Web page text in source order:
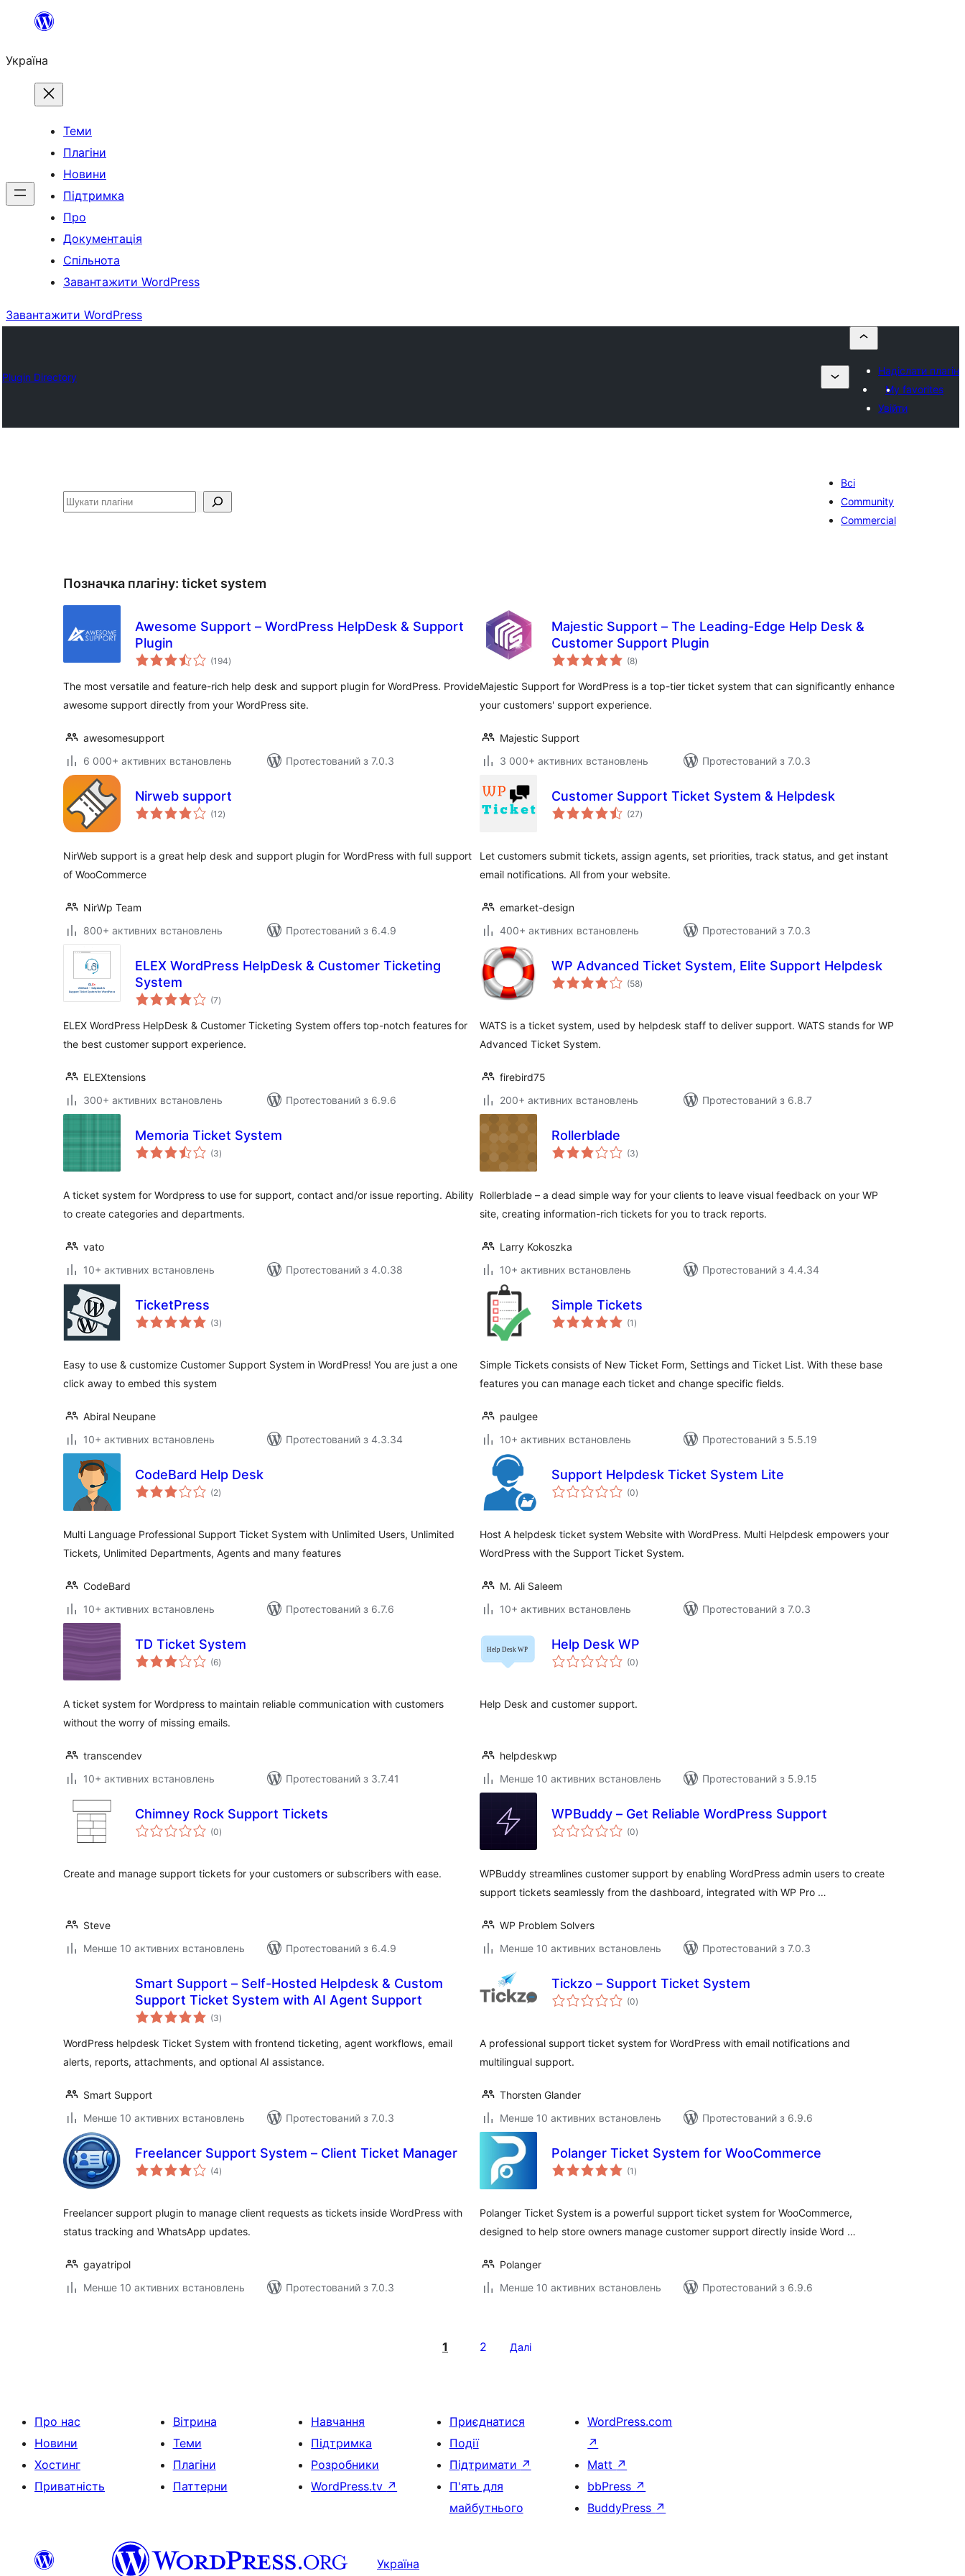
Перейти
вмісту
Україна
Теми
Плагіни
Новини
Підтримка
Про
Документація
Спільнота
Завантажити WordPress
Завантажити WordPress
Plugin Directory
Надіслати плагін
My favorites
Увійти
Пошук
Всі
Community
Commercial
Позначка плагіну: ticket system
Awesome Support – WordPress HelpDesk & Support
Plugin
(194загальний
рейтинг
)
The most versatile and feature-rich help desk and support plugin for WordPress. Provide
awesome support directly from your WordPress site.
awesomesupport
6 000+ активних встановлень
Протестований з 7.0.3
Majestic Support – The Leading-Edge Help Desk &
Customer Support Plugin
(8загальний
рейтинг
)
Majestic Support for WordPress is a top-tier ticket system that can significantly enhance
your customers' support experience.
Majestic Support
3 000+ активних встановлень
Протестований з 7.0.3
Nirweb support
(12загальний
рейтинг
)
NirWeb support is a great help desk and support plugin for WordPress with full support
of WooCommerce
NirWp Team
800+ активних встановлень
Протестований з 6.4.9
Customer Support Ticket System & Helpdesk
(27загальний
рейтинг
)
Let customers submit tickets, assign agents, set priorities, track status, and get instant
email notifications. All from your website.
emarket-design
400+ активних встановлень
Протестований з 7.0.3
ELEX WordPress HelpDesk & Customer Ticketing
System
(7загальний
рейтинг
)
ELEX WordPress HelpDesk & Customer Ticketing System offers top-notch features for
the best customer support experience.
ELEXtensions
300+ активних встановлень
Протестований з 6.9.6
WP Advanced Ticket System, Elite Support Helpdesk
(58загальний
рейтинг
)
WATS is a ticket system, used by helpdesk staff to deliver support. WATS stands for WP
Advanced Ticket System.
firebird75
200+ активних встановлень
Протестований з 6.8.7
Memoria Ticket System
(3загальний
рейтинг
)
A ticket system for Wordpress to use for support, contact and/or issue reporting. Ability
to create categories and departments.
vato
10+ активних встановлень
Протестований з 4.0.38
Rollerblade
(3загальний
рейтинг
)
Rollerblade – a dead simple way for your clients to leave visual feedback on your WP
site, creating information-rich tickets for you to track reports.
Larry Kokoszka
10+ активних встановлень
Протестований з 4.4.34
TicketPress
(3загальний
рейтинг
)
Easy to use & customize Customer Support System in WordPress! You are just a one
click away to embed this system
Abiral Neupane
10+ активних встановлень
Протестований з 4.3.34
Simple Tickets
(1 загальний
рейтинг
)
Simple Tickets consists of New Ticket Form, Settings and Ticket List. With these base
features you can manage each ticket and change specific fields.
paulgee
10+ активних встановлень
Протестований з 5.5.19
CodeBard Help Desk
(2загальний
рейтинг
)
Multi Language Professional Support Ticket System with Unlimited Users, Unlimited
Tickets, Unlimited Departments, Agents and many features
CodeBard
10+ активних встановлень
Протестований з 6.7.6
Support Helpdesk Ticket System Lite
(0загальний
рейтинг
)
Host A helpdesk ticket system Website with WordPress. Multi Helpdesk empowers your
WordPress with the Support Ticket System.
M. Ali Saleem
10+ активних встановлень
Протестований з 7.0.3
TD Ticket System
(6загальний
рейтинг
)
A ticket system for Wordpress to maintain reliable communication with customers
without the worry of missing emails.
transcendev
10+ активних встановлень
Протестований з 3.7.41
Help Desk WP
(0загальний
рейтинг
)
Help Desk and customer support.
helpdeskwp
Менше 10 активних встановлень
Протестований з 5.9.15
Chimney Rock Support Tickets
(0загальний
рейтинг
)
Create and manage support tickets for your customers or subscribers with ease.
Steve
Менше 10 активних встановлень
Протестований з 6.4.9
WPBuddy – Get Reliable WordPress Support
(0загальний
рейтинг
)
WPBuddy streamlines customer support by enabling WordPress admin users to create
support tickets seamlessly from the dashboard, integrated with WP Pro …
WP Problem Solvers
Менше 10 активних встановлень
Протестований з 7.0.3
Smart Support – Self-Hosted Helpdesk & Custom
Support Ticket System with AI Agent Support
(3загальний
рейтинг
)
WordPress helpdesk Ticket System with frontend ticketing, agent workflows, email
alerts, reports, attachments, and optional AI assistance.
Smart Support
Менше 10 активних встановлень
Протестований з 7.0.3
Tickzo – Support Ticket System
(0загальний
рейтинг
)
A professional support ticket system for WordPress with email notifications and
multilingual support.
Thorsten Glander
Менше 10 активних встановлень
Протестований з 6.9.6
Freelancer Support System – Client Ticket Manager
(4загальний
рейтинг
)
Freelancer support plugin to manage client requests as tickets inside WordPress with
status tracking and WhatsApp updates.
gayatripol
Менше 10 активних встановлень
Протестований з 7.0.3
Polanger Ticket System for WooCommerce
(1 загальний
рейтинг
)
Polanger Ticket System is a powerful support ticket system for WooCommerce,
designed to help store owners manage customer support directly inside Word …
Polanger
Менше 10 активних встановлень
Протестований з 6.9.6
1 2 Далі
Про нас
Новини
Хостинг
Приватність
Вітрина
Теми
Плагіни
Паттерни
Навчання
Підтримка
Розробники
WordPress.tv ↗
Приєднатися
Події
Підтримати ↗
П'ять для
майбутнього
WordPress.com
↗
Matt ↗
bbPress ↗
BuddyPress ↗
Україна